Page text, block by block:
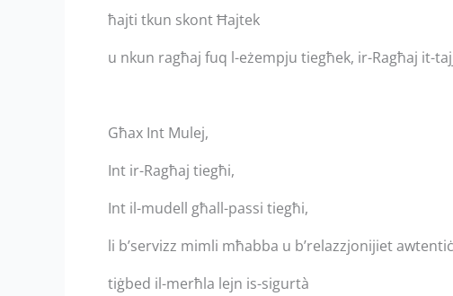
ħajti tkun skont Ħajtek
u nkun ragħaj fuq l-eżempju tiegħek, ir-Ragħaj it-
Għax Int Mulej,
Int ir-Ragħaj tiegħi,
Int il-mudell għall-passi tiegħi,
li b’servizz mimli mħabba u b’relazzjonijiet
tiġbed il-merħla lejn is-sigurtà